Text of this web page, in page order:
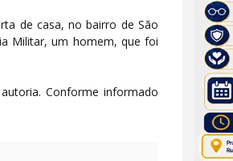
de casa, no bairro de São
Militar, um homem, que foi
Conforme informado